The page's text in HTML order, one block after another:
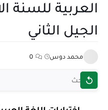
العربية للسنة
الجيل الثاني
محمد دوس 0